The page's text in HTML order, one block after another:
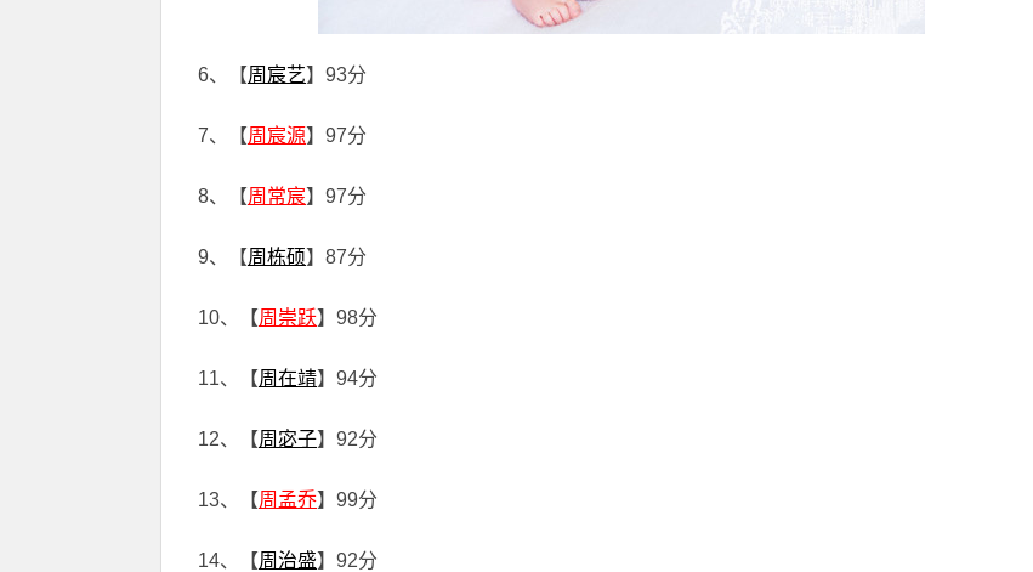
6、【周宸艺】93分
7、【周宸源】97分
8、【周常宸】97分
9、【周栋硕】87分
10、【周崇跃】98分
11、【周在靖】94分
12、【周宓子】92分
13、【周孟乔】99分
14、【周治盛】92分